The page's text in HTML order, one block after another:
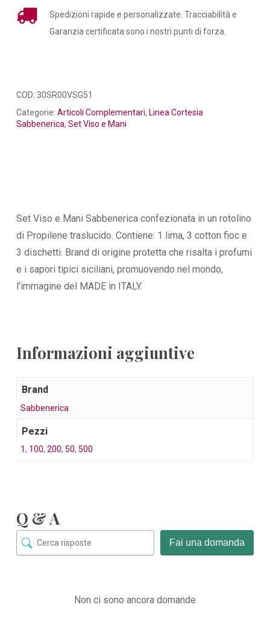
Spedizioni rapide e personalizzate. Tracciabilità e
Garanzia certificata sono i nostri punti di forza.
COD: 30SR00VSG51
Categorie: Articoli Complementari, Linea Cortesia
Sabbenerica, Set Viso e Mani
Set Viso e Mani Sabbenerica confezionata in un rotolino
di Propilene traslucido. Contiene: 1 lima, 3 cotton fioc e
3 dischetti. Brand di origine protetta che risalta i profumi
e i sapori tipici siciliani, promuovendo nel mondo,
l’immagine del MADE in ITALY.
Informazioni aggiuntive
Brand
Sabbenerica
Pezzi
1, 100, 200, 50, 500
Q & A
Fai una domanda
Non ci sono ancora domande